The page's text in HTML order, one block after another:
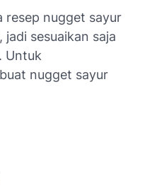
resep nugget sayur
sesuaikan saja
Untuk
nugget sayur